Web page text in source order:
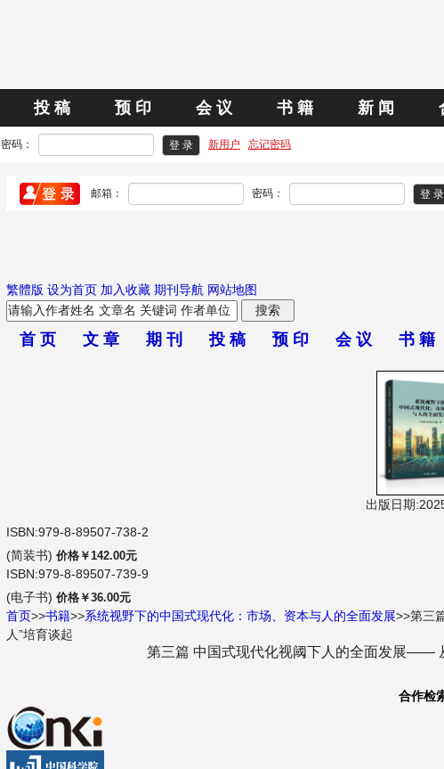
投 稿 预 印 会 议 书 籍 新 闻
密码： 新用户 忘记密码
邮箱： 密码：
繁體版 设为首页 加入收藏 期刊导航 网站地图
首 页 文 章 期 刊 投 稿 预 印 会 议 书 籍
出版日期
ISBN:979-8-89507-738-2
(简装书) 价格￥142.00元
ISBN:979-8-89507-739-9
(电子书) 价格￥36.00元
首页>>书籍>>系统视野下的中国式现代化：市场、资本与人的全面发展>>第三
人”培育谈起
第三篇 中国式现代化视阈下人的全面发展——
合作检